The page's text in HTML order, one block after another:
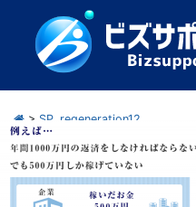
> SP_regeneration12